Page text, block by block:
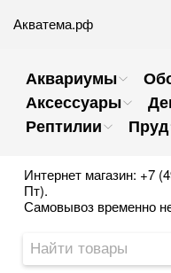
Акватема.рф
Аквариумы
Аксессуары
Рептилии
Пруд
Интернет магазин: +7
Пт).
Самовывоз временно